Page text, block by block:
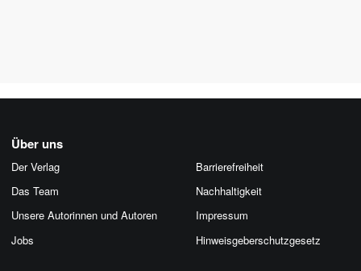
Über uns
Der Verlag
Das Team
Unsere Autorinnen und Autoren
Jobs
Barrierefreiheit
Nachhaltigkeit
Impressum
Hinweis­geber­schutz­gesetz